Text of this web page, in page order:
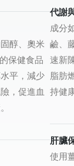
醇、奧米
保健食品
平，減少
，促進血
代謝
成分
鹼、
速新
脂肪
持健
肝臟
使用